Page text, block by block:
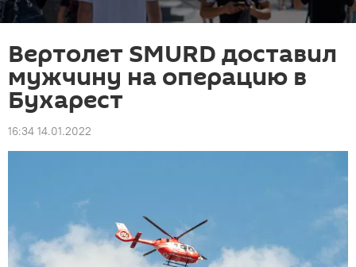
Вертолет SMURD доставил
мужчину на операцию в
Бухарест
16:34 14.01.2022